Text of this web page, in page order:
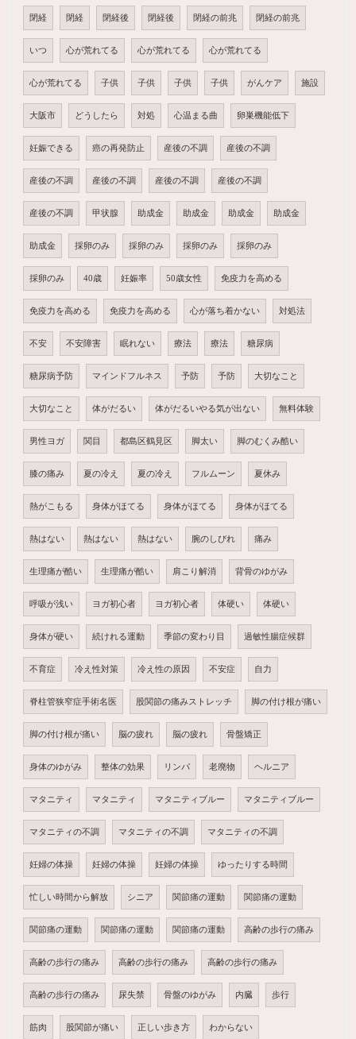
閉経 閉経 閉経後 閉経後 閉経の前兆 閉経の前兆
いつ 心が荒れてる 心が荒れてる 心が荒れてる
心が荒れてる 子供 子供 子供 子供 がんケア 施設
大阪市 どうしたら 対処 心温まる曲 卵巣機能低下
妊娠できる 癌の再発防止 産後の不調 産後の不調
産後の不調 産後の不調 産後の不調 産後の不調
産後の不調 甲状腺 助成金 助成金 助成金 助成金
助成金 採卵のみ 採卵のみ 採卵のみ 採卵のみ
採卵のみ 40歳 妊娠率 50歳女性 免疫力を高める
免疫力を高める 免疫力を高める 心が落ち着かない 対処法
不安 不安障害 眠れない 療法 療法 糖尿病
糖尿病予防 マインドフルネス 予防 予防 大切なこと
大切なこと 体がだるい 体がだるいやる気が出ない 無料体験
男性ヨガ 関目 都島区鶴見区 脚太い 脚のむくみ酷い
膝の痛み 夏の冷え 夏の冷え フルムーン 夏休み
熱がこもる 身体がほてる 身体がほてる 身体がほてる
熱はない 熱はない 熱はない 腕のしびれ 痛み
生理痛が酷い 生理痛が酷い 肩こり解消 背骨のゆがみ
呼吸が浅い ヨガ初心者 ヨガ初心者 体硬い 体硬い
身体が硬い 続けれる運動 季節の変わり目 過敏性腸症候群
不育症 冷え性対策 冷え性の原因 不安症 自力
脊柱管狭窄症手術名医 股関節の痛みストレッチ 脚の付け根が痛い
脚の付け根が痛い 脳の疲れ 脳の疲れ 骨盤矯正
身体のゆがみ 整体の効果 リンパ 老廃物 ヘルニア
マタニティ マタニティ マタニティブルー マタニティブルー
マタニティの不調 マタニティの不調 マタニティの不調
妊婦の体操 妊婦の体操 妊婦の体操 ゆったりする時間
忙しい時間から解放 シニア 関節痛の運動 関節痛の運動
関節痛の運動 関節痛の運動 関節痛の運動 高齢の歩行の痛み
高齢の歩行の痛み 高齢の歩行の痛み 高齢の歩行の痛み
高齢の歩行の痛み 尿失禁 骨盤のゆがみ 内臓 歩行
筋肉 股関節が痛い 正しい歩き方 わからない